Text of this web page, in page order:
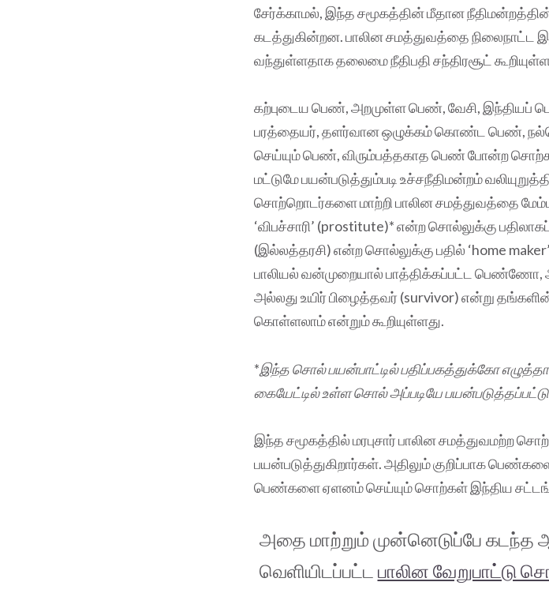
சேர்க்காமல், இந்த சமூகத்தின் மீதான
கடத்துகின்றன. பாலின சமத்துவத்தை நிலைநாட்ட
வந்துள்ளதாக தலைமை நீதிபதி சந்திரசூட்
கற்புடைய பெண், அறமுள்ள பெண், வேசி, இந்தியப்
பரத்தையர், தளர்வான ஒழுக்கம் கொண்ட பெண்,
செய்யும் பெண், விரும்பத்தகாத பெண் போன்ற
மட்டுமே பயன்படுத்தும்படி உச்சநீதிமன்றம்
சொற்றொடர்களை மாற்றி பாலின சமத்துவத்தை
‘விபச்சாரி’ (prostitute)* என்ற சொல்லுக்கு
(இல்லத்தரசி) என்ற சொல்லுக்கு பதில் ‘home
பாலியல் வன்முறையால் பாத்திக்கப்பட்ட
அல்லது உயிர் பிழைத்தவர் (survivor) என்று
கொள்ளலாம் என்றும் கூறியுள்ளது.
*இந்த சொல் பயன்பாட்டில் பதிப்பகத்துக்கோ
கையேட்டில் உள்ள சொல் அப்படியே
இந்த சமூகத்தில் மரபுசார் பாலின சமத்துவமற்ற
பயன்படுத்துகிறார்கள். அதிலும் குறிப்பாக
பெண்களை ஏளனம் செய்யும் சொற்கள் இந்திய
அதை மாற்றும் முன்னெடுப்பே
வெளியிடப்பட்ட பாலின வேறுபாட்டு